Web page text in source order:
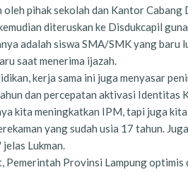
pihak sekolah dan Kantor Cabang
diteruskan ke Disdukcapil
adalah siswa SMA/SMK yang baru
saat menerima ijazah.
kerja sama ini juga menyasar
dan percepatan aktivasi Identitas
kita meningkatkan IPM, tapi juga
yang sudah usia 17 tahun.
Lukman.
Pemerintah Provinsi Lampung optimis